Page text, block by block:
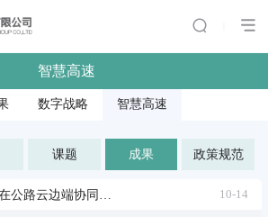
智慧高速
数字战略 智慧高速
课题 成果 政策规范
北斗高精度定位技术在公路云边端协同运行中的应用研究 10-14